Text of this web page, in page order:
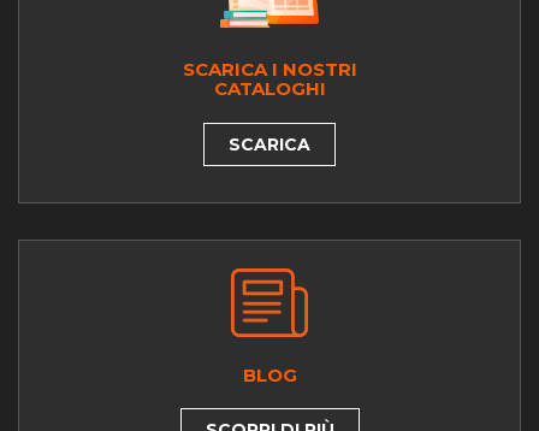
SCARICA I NOSTRI
CATALOGHI
SCARICA
BLOG